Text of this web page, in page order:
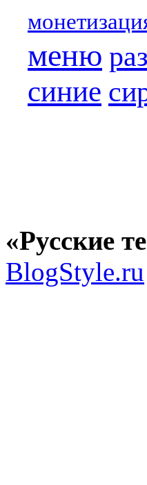
меню
синие
«Русские
BlogStyle.ru